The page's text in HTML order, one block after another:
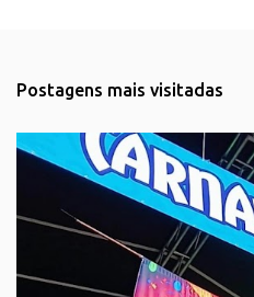
Postagens mais visitadas